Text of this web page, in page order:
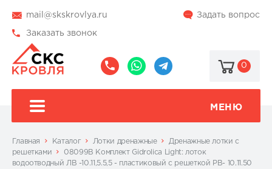
mail@skskrovlya.ru Задать вопрос
Заказать звонок
0
МЕНЮ
Главная Каталог Лотки дренажные
Дренажные лотки с
решетками
08099B Комплект Gidrolica Light: лоток
водоотводный ЛВ -10.11,5.5,5 - пластиковый с решеткой РВ- 10.11.50